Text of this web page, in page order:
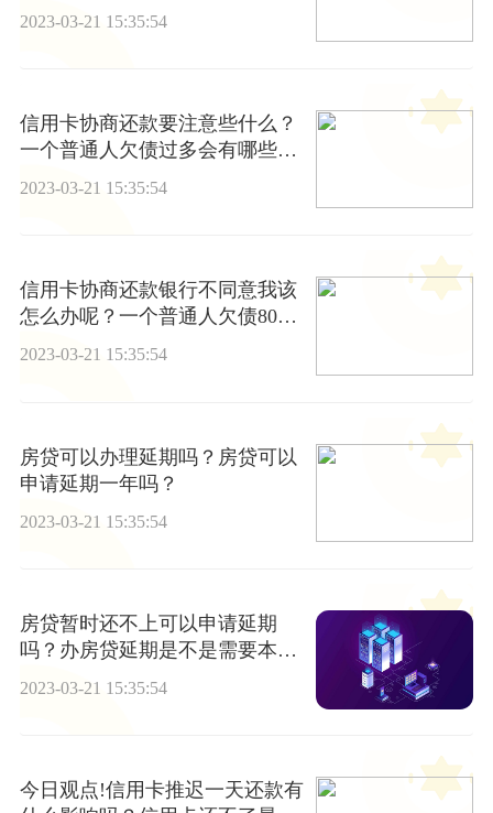
2023-03-21 15:35:54
信用卡协商还款要注意些什么？
一个普通人欠债过多会有哪些影
2023-03-21 15:35:54
信用卡协商还款银行不同意我该
怎么办呢？一个普通人欠债80万
怎么办？
2023-03-21 15:35:54
房贷可以办理延期吗？房贷可以
申请延期一年吗？
2023-03-21 15:35:54
房贷暂时还不上可以申请延期
吗？办房贷延期是不是需要本人
到银行？ 每日消息
2023-03-21 15:35:54
今日观点!信用卡推迟一天还款有